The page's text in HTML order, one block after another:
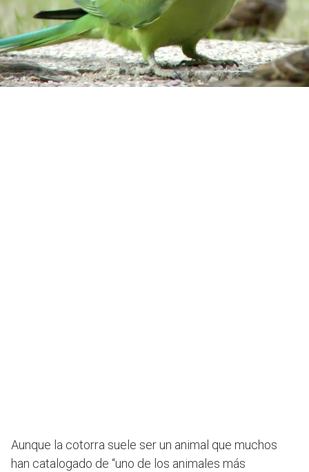
Aunque la cotorra suele ser un animal que muchos
han catalogado de “uno de los animales más